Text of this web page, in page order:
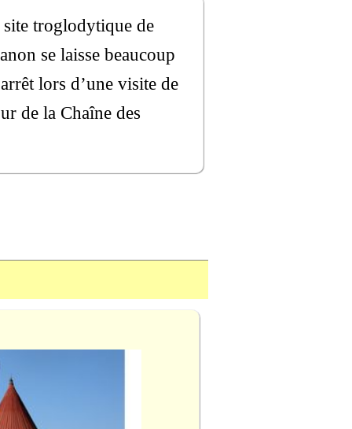
site troglodytique de
se laisse beaucoup
lors d’une visite de
de la Chaîne des